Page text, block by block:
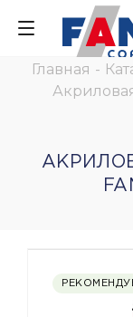
Главная -